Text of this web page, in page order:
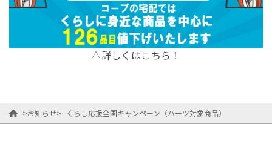
△詳しくはこちら！
>お知らせ> くらし応援全国キャンペーン（ハーツ対象商品）